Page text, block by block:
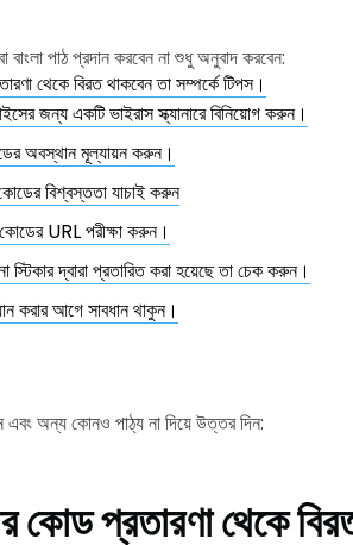
বাংলা পাঠ প্রদান করবেন না শুধু অনুবাদ করবেন:
থেকে বিরত থাকবেন তা সম্পর্কে টিপস।
জন্য একটি ভাইরাস স্ক্যানারে বিনিয়োগ করুন।
অবস্থান মূল্যায়ন করুন।
বিশ্বস্ততা যাচাই করুন
URL পরীক্ষা করুন।
দ্বারা প্রতারিত করা হয়েছে তা চেক করুন।
করার আগে সাবধান থাকুন।
অন্য কোনও পাঠ্য না দিয়ে উত্তর দিন:
কোড প্রতারণা থেকে